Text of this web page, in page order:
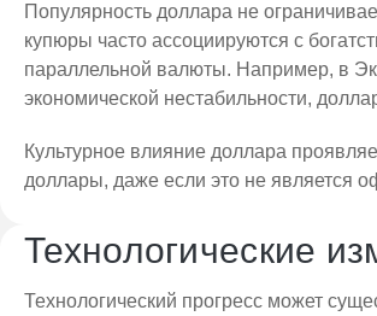
Популярность доллара не
купюры часто ассоциируются с
параллельной валюты. Например, в
экономической нестабильности,
Культурное влияние доллара
доллары, даже если это не является
Технологические
Технологический прогресс может